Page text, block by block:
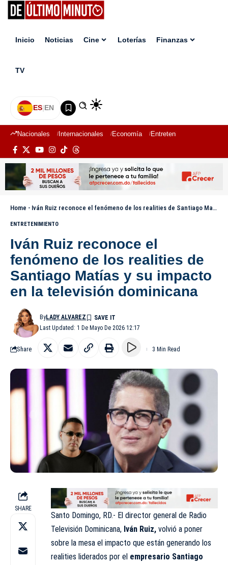
Inicio Noticias Cine Loterías Finanzas
TV
ES|EN
Nacionales Internacionales Economía Entretenimiento
Home - Iván Ruiz reconoce el fenómeno de los realities de Santiago Matías y su impacto en la televisión dominicana
ENTRETENIMIENTO
Iván Ruiz reconoce el
fenómeno de los realities de
Santiago Matías y su impacto
en la televisión dominicana
Last Updated: 1 De Mayo De 2026 12:17
ByLADY ALVAREZ
Share 3 Min Read
SHARE
Santo Domingo, RD.- El director general de Radio
Televisión Dominicana, Iván Ruiz, volvió a poner
sobre la mesa el impacto que están generando los
realities liderados por el empresario Santiago